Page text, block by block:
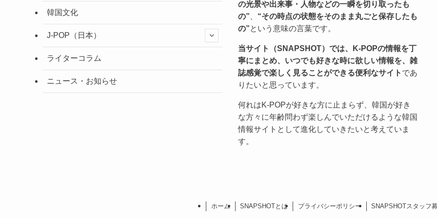
韓国文化
J-POP（日本）
ライターコラム
ニュース・お知らせ
の光景や出来事・人物などの一瞬を切り取ったも
の”
“その時点の状態をそのまま丸ごと保存したも
の”という意味の言葉です。
当サイト（SNAPSHOT）では、K-POPの情報を丁
寧にまとめ、いつでも好きな時に欲しい情報を、雑
誌感覚で楽しく見ることができる便利なサイト であ
りたいと思っています。
何れはK-POPが好きな方に止まらず、韓国が好き
な方々に年齢問わず楽しんでいただけるような韓国
情報サイトとして進化していきたいと考えていま
す。
ホーム SNAPSHOTとは プライバシーポリシー SNAPSHOTスタッフ